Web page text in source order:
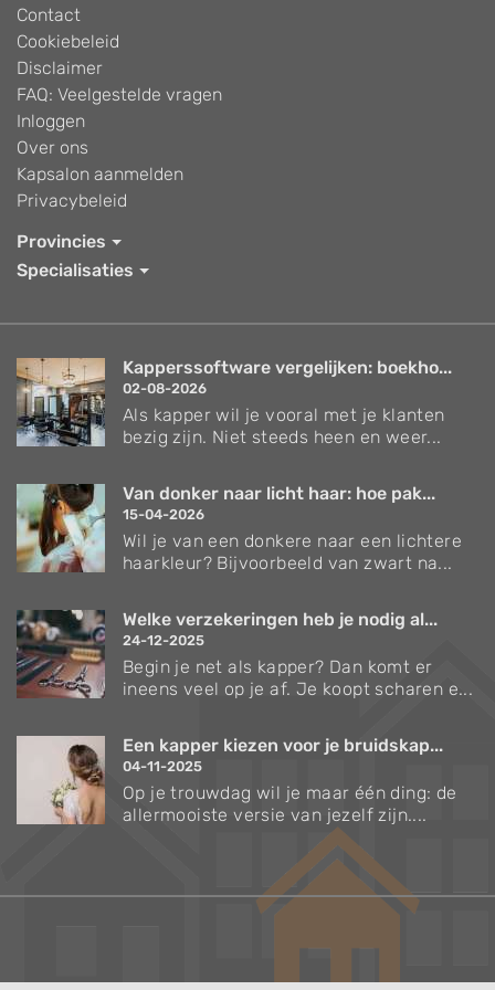
Contact
Cookiebeleid
Disclaimer
FAQ: Veelgestelde vragen
Inloggen
Over ons
Kapsalon aanmelden
Privacybeleid
Provincies
Specialisaties
Kapperssoftware vergelijken: boekho...
02-08-2026
Als kapper wil je vooral met je klanten
bezig zijn. Niet steeds heen en weer...
Van donker naar licht haar: hoe pak...
15-04-2026
Wil je van een donkere naar een lichtere
haarkleur? Bijvoorbeeld van zwart na...
Welke verzekeringen heb je nodig al...
24-12-2025
Begin je net als kapper? Dan komt er
ineens veel op je af. Je koopt scharen e...
Een kapper kiezen voor je bruidskap...
04-11-2025
Op je trouwdag wil je maar één ding: de
allermooiste versie van jezelf zijn....